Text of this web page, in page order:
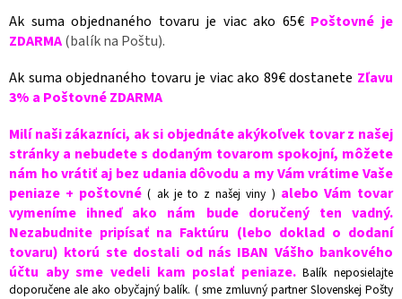
Ak suma objednaného tovaru je viac ako 65€ Poštovné je
ZDARMA(balík na Poštu).
Ak suma objednaného tovaru je viac ako 89€ dostanete Zľavu
3% a Poštovné ZDARMA
Milí naši zákazníci, ak si objednáte akýkoľvek tovar z našej
stránky a nebudete s dodaným tovarom spokojní, môžete
nám ho vrátiť aj bez udania dôvodu a my Vám vrátime Vaše
peniaze + poštovné( ak je to z našej viny ) alebo Vám tovar
vymeníme ihneď ako nám bude doručený ten vadný.
Nezabudnite pripísať na Faktúru (lebo doklad o dodaní
tovaru) ktorú ste dostali od nás IBAN Vášho bankového
účtu aby sme vedeli kam poslať peniaze.Balík neposielajte
doporučene ale ako obyčajný balík. ( sme zmluvný partner Slovenskej Pošty